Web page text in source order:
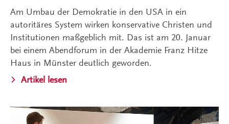
Am Umbau der Demokratie in den USA in ein
autoritäres System wirken konservative Christen und
Institutionen maßgeblich mit. Das ist am 20. Januar
bei einem Abendforum in der Akademie Franz Hitze
Haus in Münster deutlich geworden.
Artikel lesen